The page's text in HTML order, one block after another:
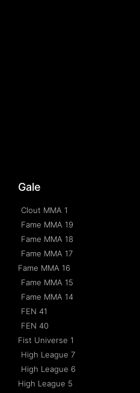
Gale
Clout MMA 1
Fame MMA 19
Fame MMA 18
Fame MMA 17
Fame MMA 16
Fame MMA 15
Fame MMA 14
FEN 41
FEN 40
Fist Universe 1
High League 7
High League 6
High League 5